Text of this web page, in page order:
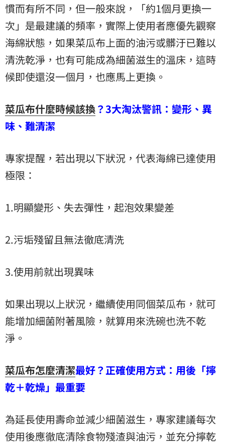
慣而有所不同，但一般來說，「約1個月更換一
次」是最建議的頻率，實際上使用者應優先觀察
海綿狀態，如果菜瓜布上面的油污或髒汙已難以
清洗乾淨，也有可能成為細菌滋生的溫床，這時
候即使還沒一個月，也應馬上更換。
菜瓜布什麼時候該換？3大淘汰警訊：變形、異
味、難清潔
專家提醒，若出現以下狀況，代表海綿已達使用
極限：
1.明顯變形、失去彈性，起泡效果變差
2.污垢殘留且無法徹底清洗
3.使用前就出現異味
如果出現以上狀況，繼續使用同個菜瓜布，就可
能增加細菌附著風險，就算用來洗碗也洗不乾
淨。
菜瓜布怎麼清潔最好？正確使用方式：用後「擰
乾＋乾燥」最重要
為延長使用壽命並減少細菌滋生，專家建議每次
使用後應徹底清除食物殘渣與油污，並充分擰乾